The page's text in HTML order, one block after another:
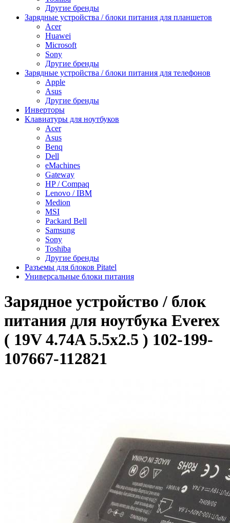
Другие бренды
Зарядные устройства / блоки питания для планшетов
Acer
Huawei
Microsoft
Sony
Другие бренды
Зарядные устройства / блоки питания для телефонов
Apple
Asus
Другие бренды
Инверторы
Клавиатуры для ноутбуков
Acer
Asus
Benq
Dell
eMachines
Gateway
HP / Compaq
Lenovo / IBM
Medion
MSI
Packard Bell
Samsung
Sony
Toshiba
Другие бренды
Разъемы для блоков Pitatel
Универсальные блоки питания
Зарядное уcтройство / блок
питания для ноутбука Everex
( 19V 4.74A 5.5x2.5 ) 102-199-
107667-112821